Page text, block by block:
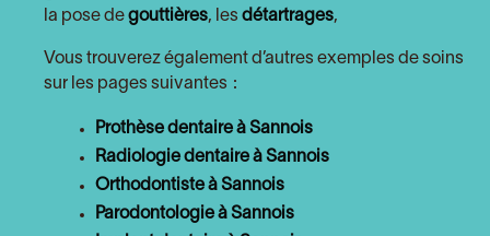
la pose de gouttières, les détartrages,
Vous trouverez également d’autres exemples de soins
sur les pages suivantes :
Prothèse dentaire à Sannois
Radiologie dentaire à Sannois
Orthodontiste à Sannois
Parodontologie à Sannois